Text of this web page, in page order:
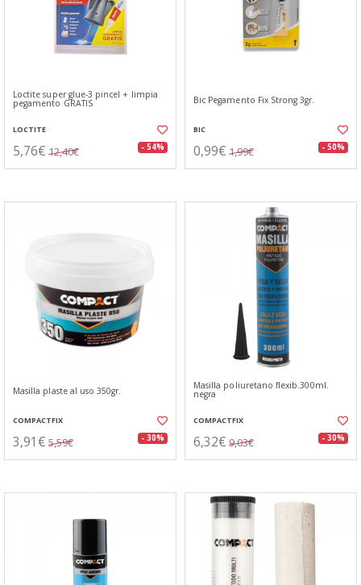
Loctite super glue-3 pincel + limpia
pegamento GRATIS
LOCTITE
5,76€ 12,40€ - 54%
Bic Pegamento Fix Strong 3gr.
BIC
0,99€ 1,99€ - 50%
Masilla plaste al uso 350gr.
COMPACTFIX
3,91€ 5,59€ - 30%
Masilla poliuretano flexib.300ml.
negra
COMPACTFIX
6,32€ 9,03€ - 30%